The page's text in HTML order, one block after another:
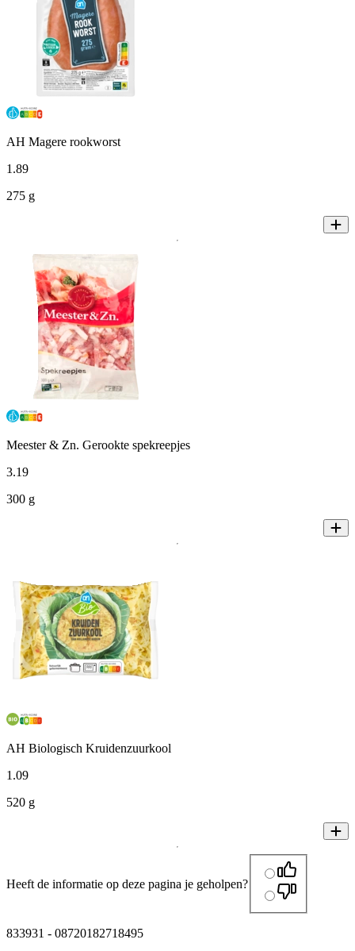
AH Magere rookworst
1 .89
275 g
Meester & Zn. Gerookte spekreepjes
3.19
300 g
AH Biologisch Kruidenzuurkool
1 .09
520 g
Heeft de informatie op deze pagina je geholpen?
833931 - 08720182718495